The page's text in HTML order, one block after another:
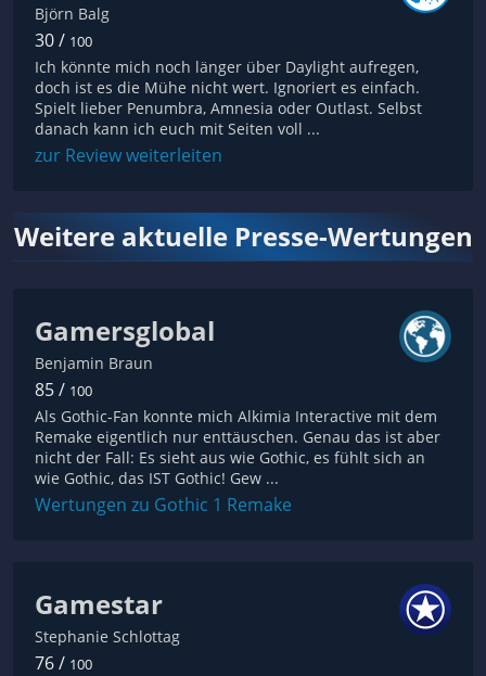
Björn Balg
30 / 100
Ich könnte mich noch länger über Daylight aufregen,
doch ist es die Mühe nicht wert. Ignoriert es einfach.
Spielt lieber Penumbra, Amnesia oder Outlast. Selbst
danach kann ich euch mit Seiten voll ...
zur Review weiterleiten
Weitere aktuelle Presse-Wertungen
Gamersglobal
Benjamin Braun
85 / 100
Als Gothic-Fan konnte mich Alkimia Interactive mit dem
Remake eigentlich nur enttäuschen. Genau das ist aber
nicht der Fall: Es sieht aus wie Gothic, es fühlt sich an
wie Gothic, das IST Gothic! Gew ...
Wertungen zu Gothic 1 Remake
Gamestar
Stephanie Schlottag
76 / 100